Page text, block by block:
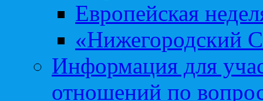
Европейская
«Нижегородский
Информация для
отношений по